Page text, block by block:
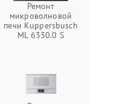
Ремонт
микроволновой
печи Kuppersbusch
ML 6330.0 S